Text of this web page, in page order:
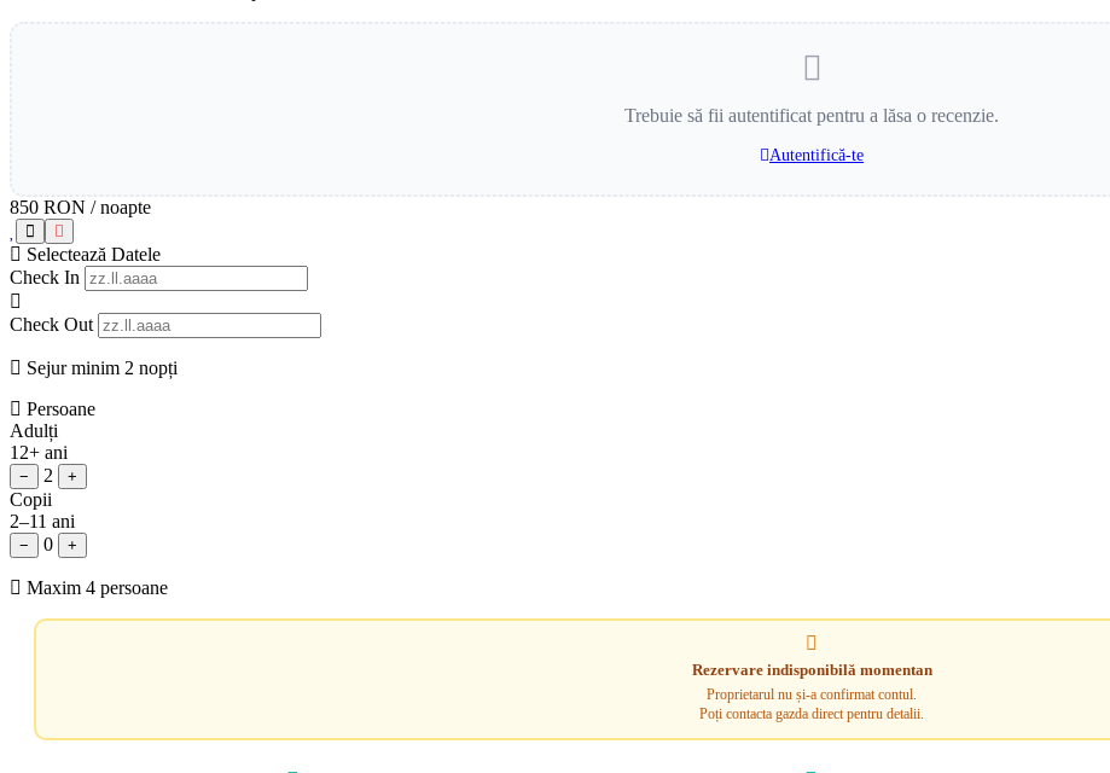
Trebuie să fii autentificat pentru a lăsa o recenzie.
Autentifică-te
850 RON / noapte
Selectează Datele
Check In
Check Out
Sejur minim 2 nopți
Persoane
Adulți
12+ ani
− 2 +
Copii
2–11 ani
− 0 +
Maxim 4 persoane
Rezervare indisponibilă momentan
Proprietarul nu și-a confirmat contul.
Poți contacta gazda direct pentru detalii.